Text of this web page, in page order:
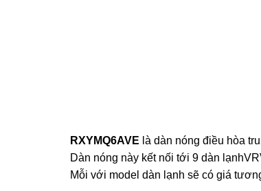
RXYMQ6AVE là dàn nóng điều hòa
Dàn nóng này kết nối tới 9 dàn
Mỗi với model dàn lạnh sẽ có giá